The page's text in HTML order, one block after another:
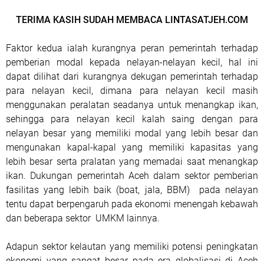
TERIMA KASIH SUDAH MEMBACA LINTASATJEH.COM
Faktor kedua ialah kurangnya peran pemerintah terhadap
pemberian modal kepada nelayan-nelayan kecil, hal ini
dapat dilihat dari kurangnya dekugan pemerintah terhadap
para nelayan kecil, dimana para nelayan kecil masih
menggunakan peralatan seadanya untuk menangkap ikan,
sehingga para nelayan kecil kalah saing dengan para
nelayan besar yang memiliki modal yang lebih besar dan
mengunakan kapal-kapal yang memiliki kapasitas yang
lebih besar serta pralatan yang memadai saat menangkap
ikan. Dukungan pemerintah Aceh dalam sektor pemberian
fasilitas yang lebih baik (boat, jala, BBM) pada nelayan
tentu dapat berpengaruh pada ekonomi menengah kebawah
dan beberapa sektor UMKM lainnya.
Adapun sektor kelautan yang memiliki potensi peningkatan